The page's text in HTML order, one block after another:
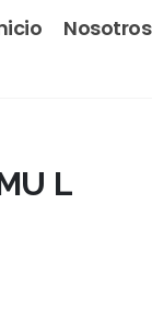
Nosotros
L